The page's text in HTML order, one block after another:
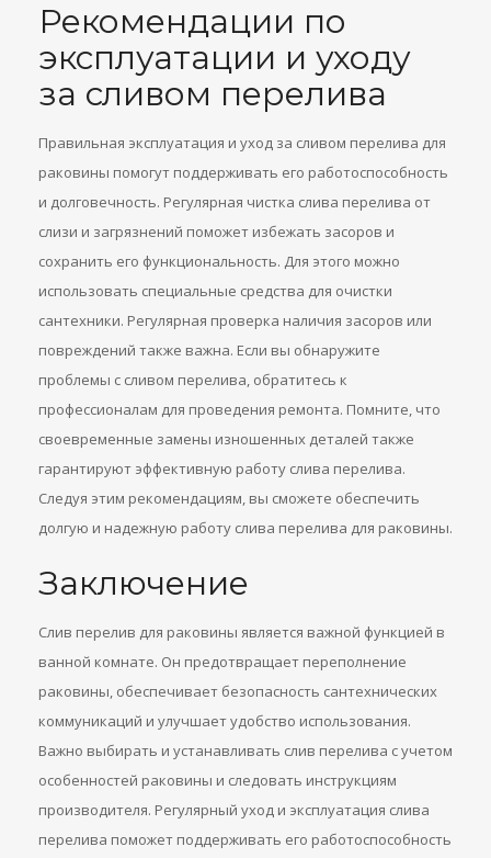
Рекомендации по
эксплуатации и уходу
за сливом перелива
Правильная эксплуатация и уход за сливом перелива для
раковины помогут поддерживать его работоспособность
и долговечность. Регулярная чистка слива перелива от
слизи и загрязнений поможет избежать засоров и
сохранить его функциональность. Для этого можно
использовать специальные средства для очистки
сантехники. Регулярная проверка наличия засоров или
повреждений также важна. Если вы обнаружите
проблемы с сливом перелива, обратитесь к
профессионалам для проведения ремонта. Помните, что
своевременные замены изношенных деталей также
гарантируют эффективную работу слива перелива.
Следуя этим рекомендациям, вы сможете обеспечить
долгую и надежную работу слива перелива для раковины.
Заключение
Слив перелив для раковины является важной функцией в
ванной комнате. Он предотвращает переполнение
раковины, обеспечивает безопасность сантехнических
коммуникаций и улучшает удобство использования.
Важно выбирать и устанавливать слив перелива с учетом
особенностей раковины и следовать инструкциям
производителя. Регулярный уход и эксплуатация слива
перелива поможет поддерживать его работоспособность